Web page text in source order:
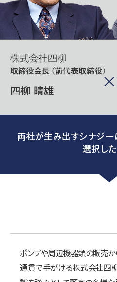
両社が生み出すシナジー
選択し
ポンプや周辺機器類の販売か
通貫で手がける株式会社四